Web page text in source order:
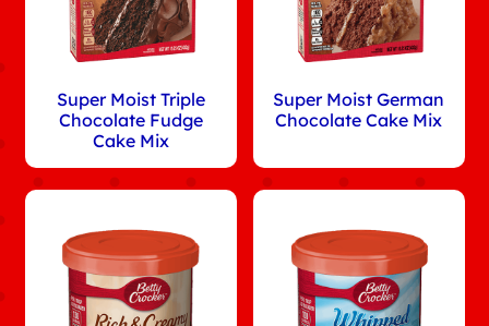
Super Moist Triple
Chocolate Fudge
Cake Mix
Super Moist German
Chocolate Cake Mix